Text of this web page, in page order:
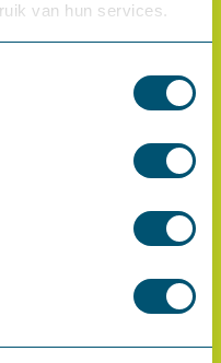
van hun services.